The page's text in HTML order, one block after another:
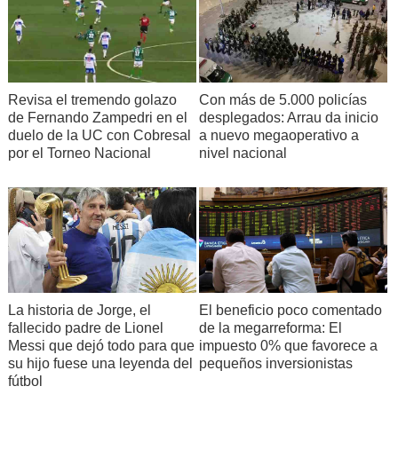
Revisa el tremendo golazo
de Fernando Zampedri en el
duelo de la UC con Cobresal
por el Torneo Nacional
Con más de 5.000 policías
desplegados: Arrau da inicio
a nuevo megaoperativo a
nivel nacional
La historia de Jorge, el
fallecido padre de Lionel
Messi que dejó todo para que
su hijo fuese una leyenda del
fútbol
El beneficio poco comentado
de la megarreforma: El
impuesto 0% que favorece a
pequeños inversionistas